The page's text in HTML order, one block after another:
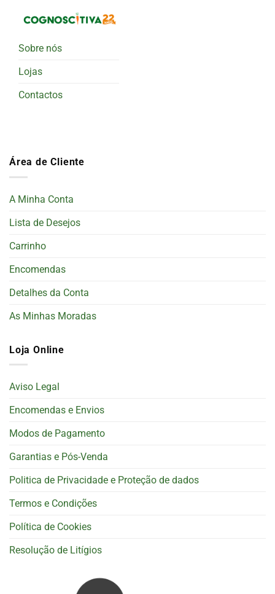
Sobre nós
Lojas
Contactos
Área de Cliente
A Minha Conta
Lista de Desejos
Carrinho
Encomendas
Detalhes da Conta
As Minhas Moradas
Loja Online
Aviso Legal
Encomendas e Envios
Modos de Pagamento
Garantias e Pós-Venda
Politica de Privacidade e Proteção de dados
Termos e Condições
Política de Cookies
Resolução de Litígios